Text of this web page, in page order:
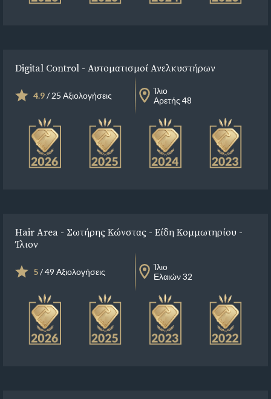
Digital Control - Αυτοματισμοί Ανελκυστήρων
4.9/ 25 Αξιολογήσεις
Ίλιο
Αρετής 48
Hair Area - Σωτήρης Κώνστας - Είδη Κομμωτηρίου -
Ίλιον
5/ 49 Αξιολογήσεις
Ίλιο
Ελαιών 32